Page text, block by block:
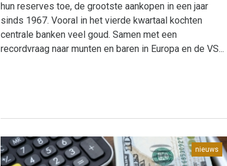
hun reserves toe, de grootste aankopen in een jaar
sinds 1967. Vooral in het vierde kwartaal kochten
centrale banken veel goud. Samen met een
recordvraag naar munten en baren in Europa en de VS...
nieuws